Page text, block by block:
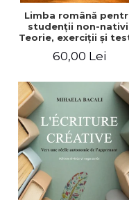
ÎN CURS DE APARIȚIE
NOUTĂȚI
PACHETE DE STUDIU
ULTIMELE EXEMPLARE
Limba română
studenţii non-
Teorie, exerciţii şi
60,00 Lei